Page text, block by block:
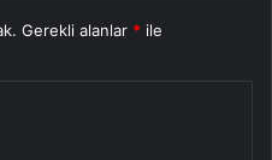
Gerekli alanlar * ile